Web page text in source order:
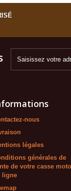
nous
légales
générales de
de votre casse moto
ligne